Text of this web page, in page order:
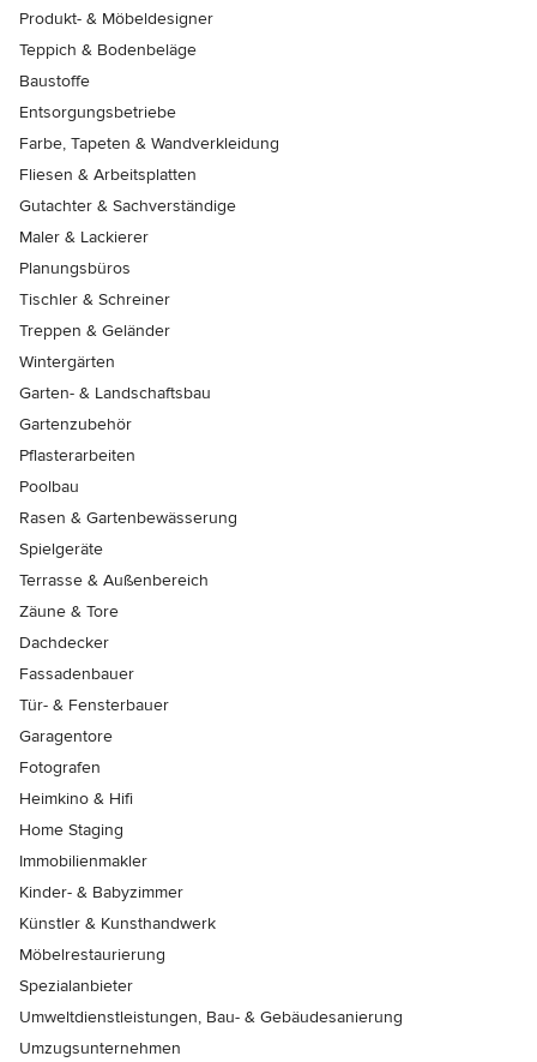
Produkt- & Möbeldesigner
Teppich & Bodenbeläge
Baustoffe
Entsorgungsbetriebe
Farbe, Tapeten & Wandverkleidung
Fliesen & Arbeitsplatten
Gutachter & Sachverständige
Maler & Lackierer
Planungsbüros
Tischler & Schreiner
Treppen & Geländer
Wintergärten
Garten- & Landschaftsbau
Gartenzubehör
Pflasterarbeiten
Poolbau
Rasen & Gartenbewässerung
Spielgeräte
Terrasse & Außenbereich
Zäune & Tore
Dachdecker
Fassadenbauer
Tür- & Fensterbauer
Garagentore
Fotografen
Heimkino & Hifi
Home Staging
Immobilienmakler
Kinder- & Babyzimmer
Künstler & Kunsthandwerk
Möbelrestaurierung
Spezialanbieter
Umweltdienstleistungen, Bau- & Gebäudesanierung
Umzugsunternehmen